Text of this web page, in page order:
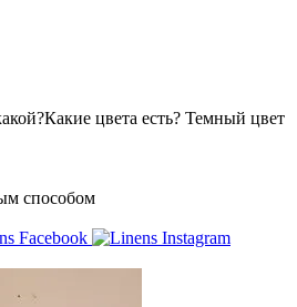
цвета есть? Темный цвет
способом